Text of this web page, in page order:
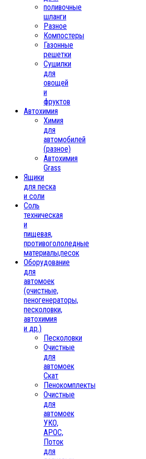
поливочные
шланги
Разное
Компостеры
Газонные
решетки
Сушилки
для
овощей
и
фруктов
Автохимия
Химия
для
автомобилей
(разное)
Автохимия
Grass
Ящики
для песка
и соли
Соль
техническая
и
пищевая,
противогололедные
материалы,песок
Oборудование
для
автомоек
(очистные,
пеногенераторы,
песколовки,
автохимия
и др.)
Песколовки
Очистные
для
автомоек
Скат
Пенокомплекты
Очистные
для
автомоек
УКО,
АРОС,
Поток
для